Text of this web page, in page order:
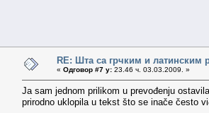
RE: Шта са грчким и латинским
« Одговор #7 у: 23.46 ч. 03.03.2009. »
Ja sam jednom prilikom u prevođenju
prirodno uklopila u tekst što se inače često